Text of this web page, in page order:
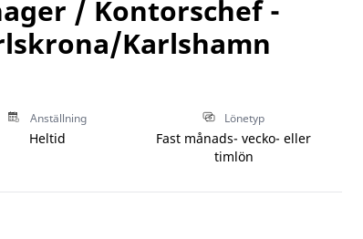
/ Kontorschef -
Karlshamn
Anställning
Heltid
Lönetyp
Fast månads- vecko- eller
timlön